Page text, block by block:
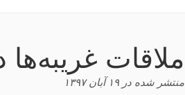
ملاقات
منتشر شده در ۱۹ آبان ۱۳۹۷